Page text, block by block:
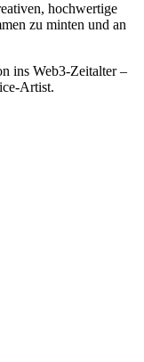
hochwertige
zu minten und an
ins Web3-Zeitalter –
Artist.